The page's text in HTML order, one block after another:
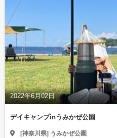
2022年6月02日
デイキャンプinうみかぜ公園
[神奈川県] うみかぜ公園